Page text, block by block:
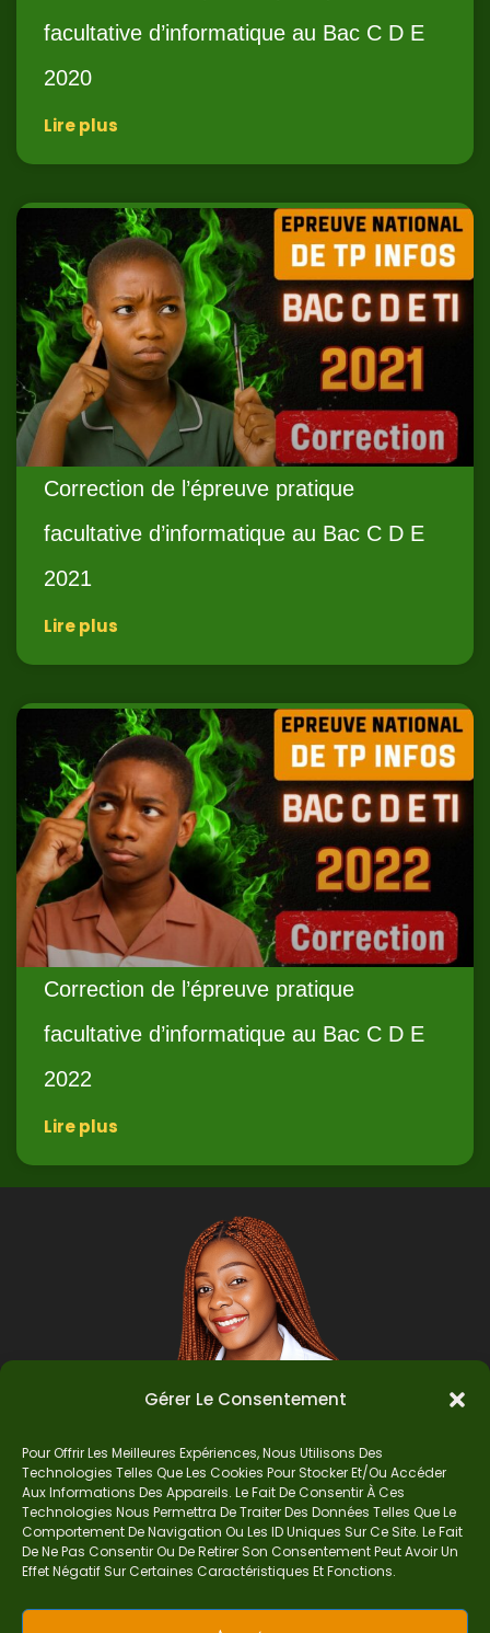
Gérer Le Consentement
Pour Offrir Les Meilleures Expériences, Nous Utilisons Des
Technologies Telles Que Les Cookies Pour Stocker Et/ou Accéder
Aux Informations Des Appareils. Le Fait De Consentir À Ces
Technologies Nous Permettra De Traiter Des Données Telles Que Le
Comportement De Navigation Ou Les ID Uniques Sur Ce Site. Le Fait
De Ne Pas Consentir Ou De Retirer Son Consentement Peut Avoir Un
Effet Négatif Sur Certaines Caractéristiques Et Fonctions.
facultative d’informatique au Bac C D E
2020
Lire plus
Correction de l’épreuve pratique
facultative d’informatique au Bac C D E
2021
Lire plus
Correction de l’épreuve pratique
facultative d’informatique au Bac C D E
2022
Lire plus
Auteur
Je suis Madame Mba, une enseignante certifiée
mes épreuves, documents mathématiques,